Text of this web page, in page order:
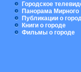
Городское
Панорама Мирного
Публикации о
Книги о городе
Фильмы о городе